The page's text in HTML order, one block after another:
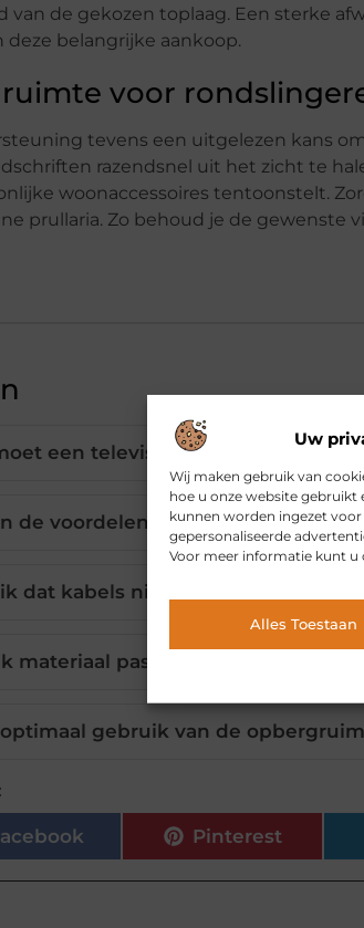
Uw
Wij maken gebruik van
hoe u onze website gebruikt
kunnen worden ingezet
gepersonaliseerde
Voor meer informatie kunt u
Alles Toestaan
van de gekozen toplaag. Een sterke
belangrijke aankoop.
voor
tevens een uitgelezen kans
razendsnel uit het zicht te
woonaccessoires tentoonstelt.
prullaria. Zo behoud je de gewenste
een televisiemeubel zijn in
de voordelen van een zwevend
dat kabels niet zichtbaar zijn bij
materiaal past het beste bij mijn
gebruik van de
Pinterest